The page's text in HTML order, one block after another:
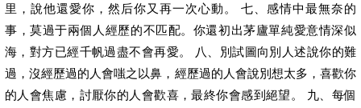
里，說他還愛你，然后你又再一次心動。 七、感情中最無奈的
事，莫過于兩個人經歷的不匹配。你還初出茅廬單純愛意情深似
海，對方已經千帆過盡不會再愛。 八、別試圖向別人述說你的難
過，沒經歷過的人會嗤之以鼻，經歷過的人會說別想太多，喜歡你
的人會焦慮，討厭你的人會歡喜，最終你會感到絕望。 九、每個